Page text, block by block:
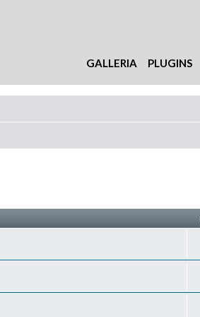
GALLERIA PLUGINS